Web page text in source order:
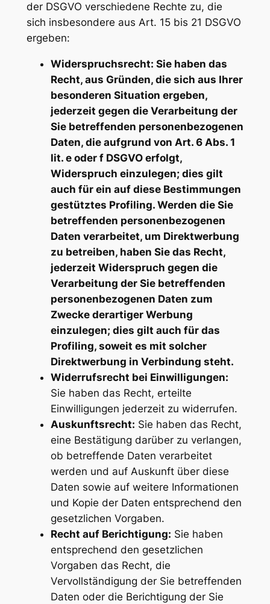
der DSGVO verschiedene Rechte zu, die
sich insbesondere aus Art. 15 bis 21 DSGVO
ergeben:
Widerspruchsrecht: Sie haben das
Recht, aus Gründen, die sich aus Ihrer
besonderen Situation ergeben,
jederzeit gegen die Verarbeitung der
Sie betreffenden personenbezogenen
Daten, die aufgrund von Art. 6 Abs. 1
lit. e oder f DSGVO erfolgt,
Widerspruch einzulegen; dies gilt
auch für ein auf diese Bestimmungen
gestütztes Profiling. Werden die Sie
betreffenden personenbezogenen
Daten verarbeitet, um Direktwerbung
zu betreiben, haben Sie das Recht,
jederzeit Widerspruch gegen die
Verarbeitung der Sie betreffenden
personenbezogenen Daten zum
Zwecke derartiger Werbung
einzulegen; dies gilt auch für das
Profiling, soweit es mit solcher
Direktwerbung in Verbindung steht.
Widerrufsrecht bei Einwilligungen:
Sie haben das Recht, erteilte
Einwilligungen jederzeit zu widerrufen.
Auskunftsrecht: Sie haben das Recht,
eine Bestätigung darüber zu verlangen,
ob betreffende Daten verarbeitet
werden und auf Auskunft über diese
Daten sowie auf weitere Informationen
und Kopie der Daten entsprechend den
gesetzlichen Vorgaben.
Recht auf Berichtigung: Sie haben
entsprechend den gesetzlichen
Vorgaben das Recht, die
Vervollständigung der Sie betreffenden
Daten oder die Berichtigung der Sie